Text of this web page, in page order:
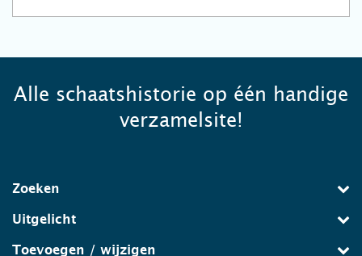
Alle schaatshistorie op één handige
verzamelsite!
Zoeken
Uitgelicht
Toevoegen / wijzigen